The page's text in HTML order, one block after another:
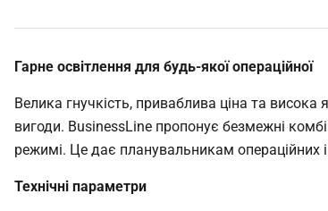
Гарне освітлення для будь-якої операційної
Велика гнучкість, приваблива ціна та висока
вигоди. BusinessLine пропонує безмежні
режимі. Це дає планувальникам операційних
Технічні параметри